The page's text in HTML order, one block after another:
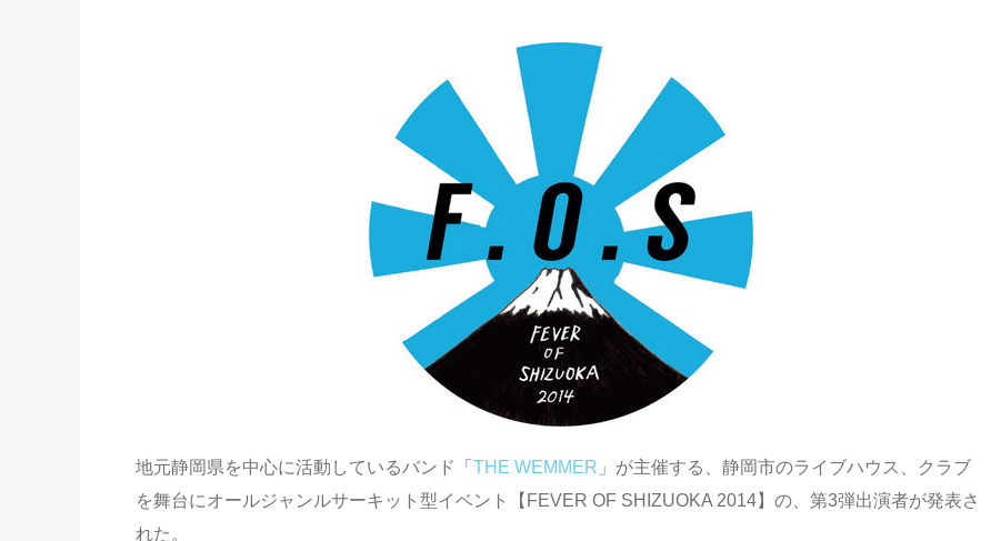
地元静岡県を中心に活動しているバンド「 THE WEMMER 」が主催する、静岡市のライブハウス、クラブ
を舞台にオールジャンルサーキット型イベント【FEVER OF SHIZUOKA 2014】の、第3弾出演者が発表さ
れた。